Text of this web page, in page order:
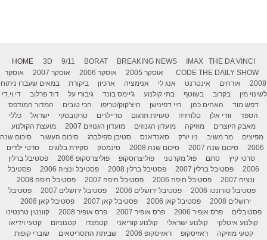
HOME 3D 9/11 BORAT BREAKING NEWS IMAX
THE DA VINCI
CODE THE DAILY SHOW אוסקר 2005 אוסקר 2006 אוסקר 2007
אוסקר
2008
אורחים אינטרנט אנג לי אנימציה ארכיון ביקורת
במאים שעברו ניתוח
לשינוי מין
בקרוב בשוטף בתי קולנוע ג'יימס בונד גיבורי על דוד פרלוב
די.וי.די
דפש מוד
האחים כהן היי דפינישן היצ'קוק/טריפו הכי טובים
המדור המודפס
הספד
וודי אלן טלוויזיה טעויות תרגום טריילרים טרקובסקי ישראל
כללי
מאבק היוצרים
מוזיקה מועדון הגנוזים מועדון הגנוזים 2007
מועצת הקולנוע
מפיצים
מר משיב ניו יורק סאנדאנס סטיבן ספילברג סיכום העשור
סיכום שנה
2006
סיכום שנה 2007 סיכום שנה 2008 סינמטק סקירת בלוגים
סרטי ילדים
סרטי קיץ
סתם פול מקרטני פוליצרוסקופ פוליצרסקופ 2006
פסטיבל ברלין
2006
פסטיבל ברלין 2007 פסטיבל ברלין 2008 פסטיבל ונציה 2006
פסטיבל
ונציה 2007
פסטיבל חיפה 2006 פסטיבל חיפה 2007
פסטיבל חיפה 2008
פסטיבל טורונטו 2006
פסטיבל ירושלים 2006 פסטיבל ירושלים 2007
פסטיבל
ירושלים 2008
פסטיבל קאן 2006 פסטיבל קאן 2007
פסטיבל קאן 2008
פסטיבלים
פרס אופיר 2006 פרס אופיר 2007 פרס אופיר 2008
קוונטין טרנטינו
קולנוע איטלקי
קולנוע ישראלי קולנוע קוריאני קטמנדו קטנוניזם
קטעי וידיאו
קטעי מוזיקה
ראזיסקופ ראזיסקופ 2006 שביתת התסריטאים שוברי קופות